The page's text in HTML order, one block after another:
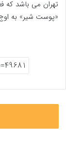
تهران می باشد که
«پوست شیر» به